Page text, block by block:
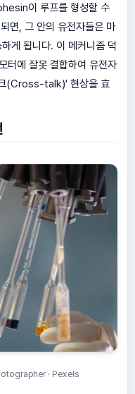
이 루프를 형성할 수
면, 그 안의 유전자들은 마
게 됩니다. 이 메커니즘 덕
터에 잘못 결합하여 유전자
크(Cross-talk)' 현상을 효
· Pexels